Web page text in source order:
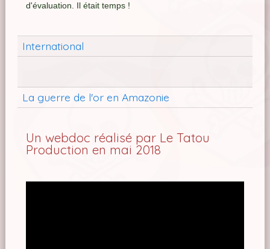
d'évaluation. Il était temps !
International
La guerre de l'or en Amazonie
Un webdoc réalisé par Le Tatou
Production en mai 2018